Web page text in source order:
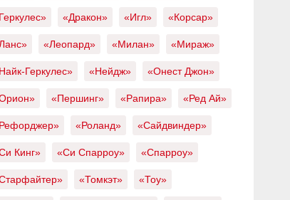
«Дракон» «Игл» «Корсар»
«Леопард» «Милан» «Мираж»
Геркулес» «Нейдж» «Онест Джон»
«Першинг» «Рапира» «Ред Ай»
«Роланд» «Сайдвиндер»
Кинг» «Си Спарроу» «Спарроу»
«Томкэт» «Тоу»